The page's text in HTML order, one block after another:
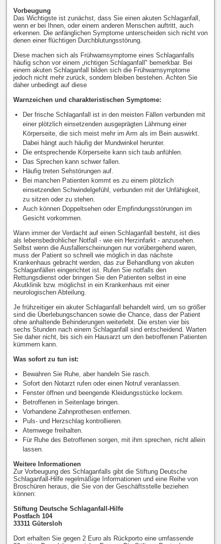
Vorbeugung
Das Wichtigste ist zunächst, dass Sie einen akuten Schlaganfall,
wenn er bei Ihnen, oder einem anderen Menschen auftritt, auch
erkennen. Die anfänglichen Symptome unterscheiden sich nicht von
denen einer flüchtigen Durchblutungsstörung.
Diese machen sich als Frühwarnsymptome eines Schlaganfalls
häufig schon vor einem „richtigen Schlaganfall" bemerkbar. Bei
einem akuten Schlaganfall bilden sich die Frühwarnsymptome
jedoch nicht mehr zurück, sondern bleiben bestehen. Achten Sie
daher unbedingt auf diese
Warnzeichen und charakteristischen Symptome:
Der frische Schlaganfall ist in den meisten Fällen verbunden mit
einer plötzlich einsetzenden ausgeprägten Lähmung einer
Körperseite, die sich meist mehr im Arm als im Bein auswirkt.
Dabei hängt auch häufig der Mundwinkel herunter.
Die entsprechende Körperseite kann sich taub anfühlen.
Das Sprechen kann schwer fallen.
Häufig treten Sehstörungen auf.
Bei manchen Patienten kommt es zu einem plötzlich
einsetzenden Schwindelgefühl, verbunden mit der Unfähigkeit,
zu sitzen oder zu stehen.
Auch können Doppeltsehen oder Empfindungsstörungen im
Gesicht vorkommen.
Wann immer der Verdacht auf einen Schlaganfall besteht, ist dies
als lebensbedrohlicher Notfall - wie ein Herzinfarkt - anzusehen.
Selbst wenn die Ausfallerscheinungen nur vorübergehend waren,
muss der Patient so schnell wie möglich in das nächste
Krankenhaus gebracht werden, das zur Behandlung von akuten
Schlaganfällen eingerichtet ist. Rufen Sie notfalls den
Rettungsdienst oder bringen Sie den Patienten selbst in eine
Akutklinik bzw. möglichst in ein Krankenhaus mit einer
neurologischen Abteilung.
Je frühzeitiger ein akuter Schlaganfall behandelt wird, um so größer
sind die Überlebungschancen sowie die Chance, dass der Patient
ohne anhaltende Behinderungen weiterlebt. Die ersten vier bis
sechs Stunden nach einem Schlaganfall sind entscheidend. Warten
Sie daher nicht, bis sich ein Hausarzt um den betroffenen Patienten
kümmern kann.
Was sofort zu tun ist:
Bewahren Sie Ruhe, aber handeln Sie rasch.
Sofort den Notarzt rufen oder einen Notruf veranlassen.
Fenster öffnen und beengende Kleidungsstücke lockern.
Betroffenen in Seitenlage bringen.
Vorhandene Zahnprothesen entfernen.
Puls- und Herzschlag kontrollieren.
Atemwege freihalten.
Für Ruhe des Betroffenen sorgen, mit ihm sprechen, nicht allein
lassen.
Weitere Informationen
Zur Vorbeugung des Schlaganfalls gibt die Stiftung Deutsche
Schlaganfall-Hilfe regelmäßige Informationen und eine Reihe von
Broschüren heraus, die Sie von der Geschäftsstelle beziehen
können:
Stiftung Deutsche Schlaganfall-Hilfe
Postfach 104
33311 Gütersloh
Dort erhalten Sie gegen 2 Euro als Rückporto eine umfassende